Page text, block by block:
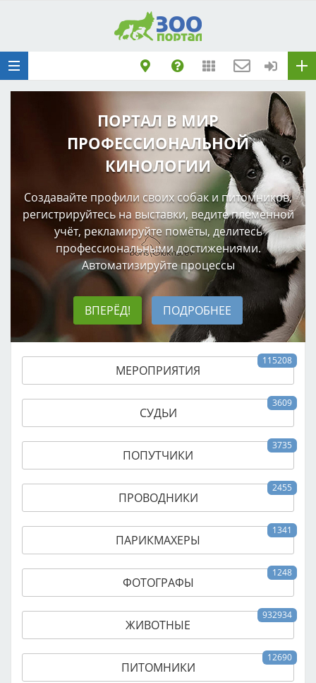
ПОРТАЛ В МИР
ПРОФЕССИОНАЛЬНОЙ
КИНОЛОГИИ
Создавайте профили своих собак и питомников,
регистрируйтесь на выставки, ведите племенной
учёт, рекламируйте помёты, делитесь
профессиональными достижениями.
Автоматизируйте процессы
ВПЕРЁД! ПОДРОБНЕЕ
115208
МЕРОПРИЯТИЯ
3609
СУДЬИ
3735
ПОПУТЧИКИ
2455
ПРОВОДНИКИ
1341
ПАРИКМАХЕРЫ
1248
ФОТОГРАФЫ
932934
ЖИВОТНЫЕ
12690
ПИТОМНИКИ
метрики